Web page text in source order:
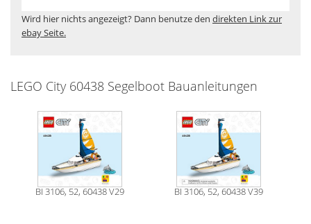
Wird hier nichts angezeigt? Dann benutze den direkten Link zur
ebay Seite.
LEGO City 60438 Segelboot Bauanleitungen
BI 3106, 52, 60438 V29 BI 3106, 52, 60438 V39